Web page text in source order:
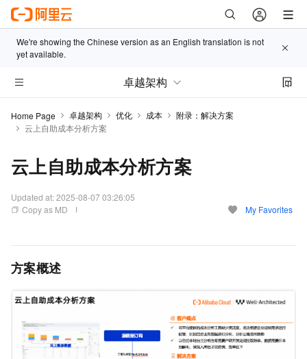
We're showing the Chinese version as an English translation is not
yet available.
卓越架构
Home Page 卓越架构 优化 成本
附录：解决方案
云上自助成本分析方案
云上自助成本分析方案
Updated at:2025-08-07 03:26:05
Copy as MD
My Favorites
方案概述